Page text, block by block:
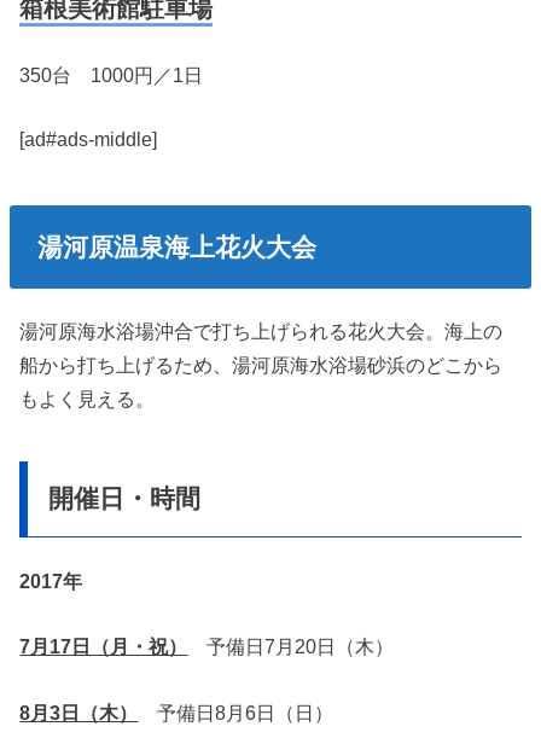
箱根美術館駐車場
350台 1000円／1日
[ad#ads-middle]
湯河原温泉海上花火大会
湯河原海水浴場沖合で打ち上げられる花火大会。海上の
船から打ち上げるため、湯河原海水浴場砂浜のどこから
もよく見える。
開催日・時間
2017年
7月17日（月・祝） 予備日7月20日（木）
8月3日（木） 予備日8月6日（日）